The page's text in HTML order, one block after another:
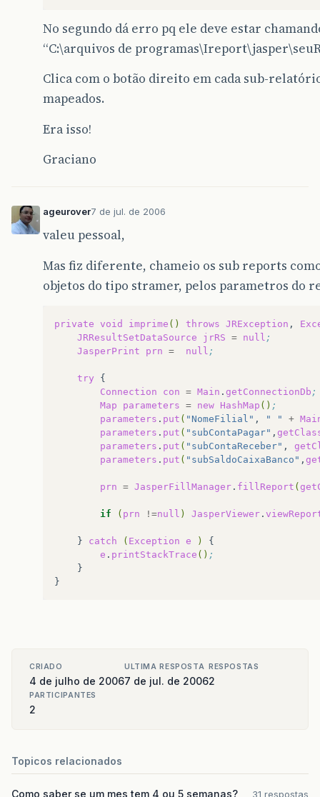
No segundo dá erro pq ele deve estar
“C:\arquivos de
Clica com o botão direito em cada sub-
mapeados.
Era isso!
Graciano
ageurover7 de jul. de 2006
valeu pessoal,
Mas fiz diferente, chameio os sub reports
objetos do tipo stramer, pelos parametros do
private void imprime () throws JRException ,
JRResultSetDataSource
jrRS = null ;
JasperPrint
prn = null ;
try
Connection
con = Main . getConnectionDb ;
Map
parameters = new HashMap () ;
parameters . put ( "NomeFilial" , " " +
parameters . put ( "subContaPagar" ,
parameters . put ( "subContaReceber" ,
parameters . put ( "subSaldoCaixaBanco" ,
prn = JasperFillManager . fillReport (
if ( prn !=null ) JasperViewer .
} catch ( Exception e )
e . printStackTrace () ;
}
CRIADO
4 de julho de 2006
ULTIMA RESPOSTA
7 de jul. de 2006
RESPOSTAS
2
PARTICIPANTES
2
Topicos relacionados
Como saber se um mes tem 4 ou 5 semanas? 31 respostas